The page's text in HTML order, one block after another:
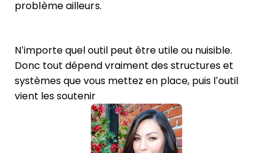
problème ailleurs.
N’importe quel outil peut être utile ou nuisible.
Donc tout dépend vraiment des structures et
systèmes que vous mettez en place, puis l’outil
vient les soutenir